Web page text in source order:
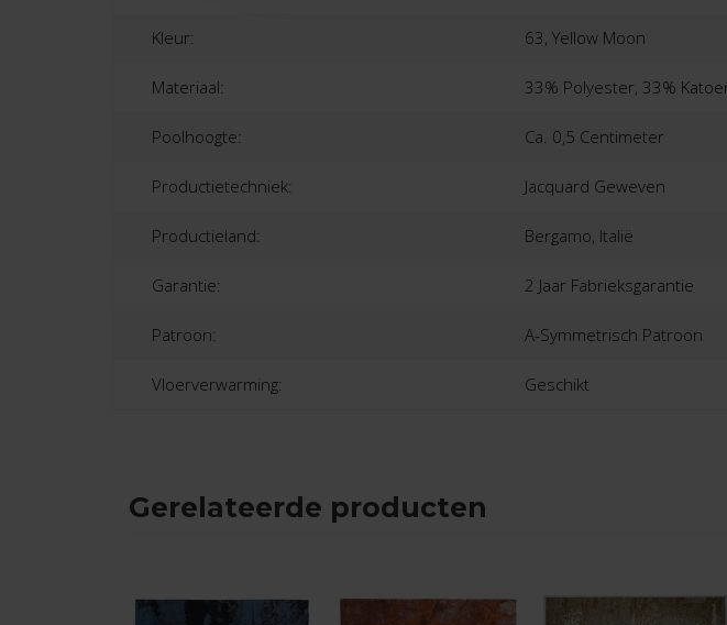
Kleur: 63, Yellow Moon
Materiaal: 33% Polyester, 33%
Poolhoogte: Ca. 0,5 Centimeter
Productietechniek: Jacquard Geweven
Productieland: Bergamo, Italië
Garantie: 2 Jaar Fabrieksgarantie
Patroon: A-Symmetrisch Patroon
Vloerverwarming: Geschikt
Gerelateerde producten